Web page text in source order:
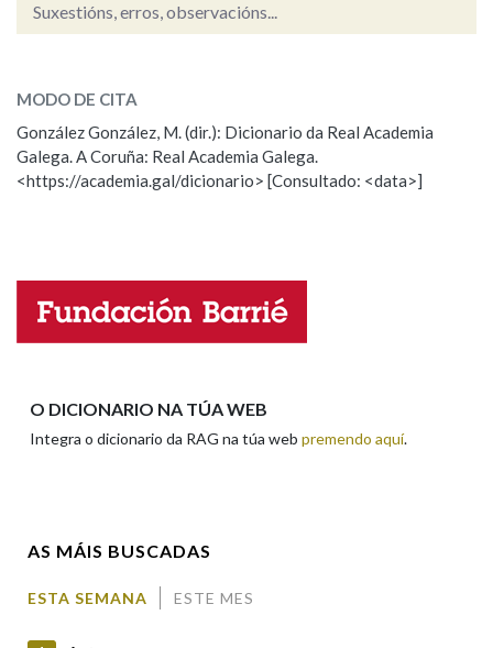
Suxestións, erros, observacións...
ESCOLLE UNHA OPCIÓN:
Observación Hai un erro na palabra
Propoño mellorar a definición
Nome
MODO DE CITA
González González, M. (dir.): Dicionario da Real Academia
Galega. A Coruña: Real Academia Galega.
<https://academia.gal/dicionario> [Consultado: <data>]
O DICIONARIO NA TÚA WEB
Integra o dicionario da RAG na túa web premendo aquí.
AS MÁIS BUSCADAS
ESTA SEMANA ESTE MES